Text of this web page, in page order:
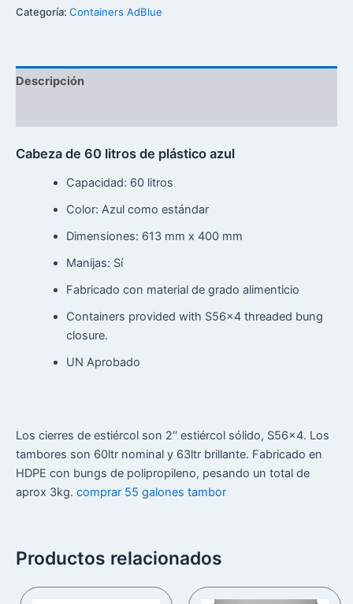
Categoría: Containers AdBlue
Descripción
Cabeza de 60 litros de plástico azul
Capacidad: 60 litros
Color: Azul como estándar
Dimensiones: 613 mm x 400 mm
Manijas: Sí
Fabricado con material de grado alimenticio
Containers provided with S56x4 threaded bung
closure.
UN Aprobado
Los cierres de estiércol son 2′′ estiércol sólido, S56x4. Los
tambores son 60ltr nominal y 63ltr brillante. Fabricado en
HDPE con bungs de polipropileno, pesando un total de
aprox 3kg. comprar 55 galones tambor
Productos relacionados